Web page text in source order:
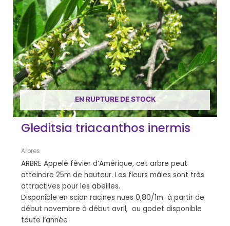
EN RUPTURE DE STOCK
Gleditsia triacanthos inermis
Arbres
ARBRE Appelé fèvier d’Amérique, cet arbre peut
atteindre 25m de hauteur. Les fleurs mâles sont très
attractives pour les abeilles.
Disponible en scion racines nues 0,80/1m à partir de
début novembre à début avril, ou godet disponible
toute l’année